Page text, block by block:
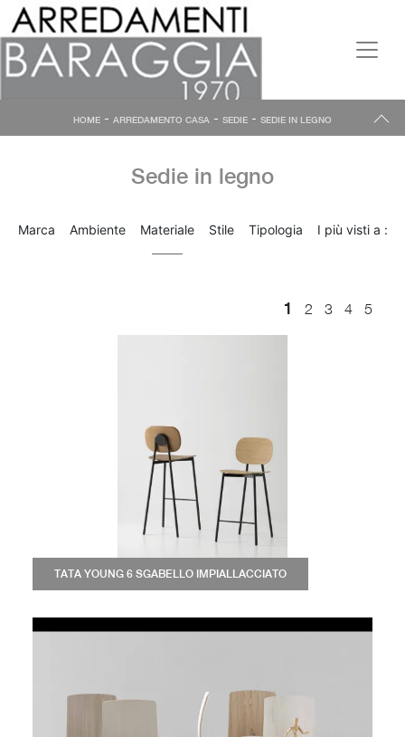
HOME - ARREDAMENTO CASA - SEDIE - SEDIE IN LEGNO
Sedie in legno
Marca Ambiente Materiale Stile Tipologia I più visti a :
1 2 3 4 5
TATA YOUNG 6 SGABELLO IMPIALLACCIATO